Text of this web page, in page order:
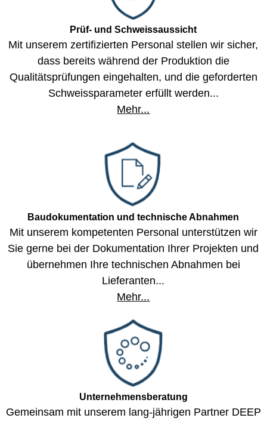
Prüf- und Schweissaussicht
Mit unserem zertifizierten Personal stellen wir sicher,
dass bereits während der Produktion die
Qualitätsprüfungen eingehalten, und die geforderten
Schweissparameter erfüllt werden...
Mehr...
Baudokumentation und technische Abnahmen
Mit unserem kompetenten Personal unterstützen wir
Sie gerne bei der Dokumentation Ihrer Projekten und
übernehmen Ihre technischen Abnahmen bei
Lieferanten...
Mehr...
Unternehmensberatung
Gemeinsam mit unserem lang-jährigen Partner DEEP